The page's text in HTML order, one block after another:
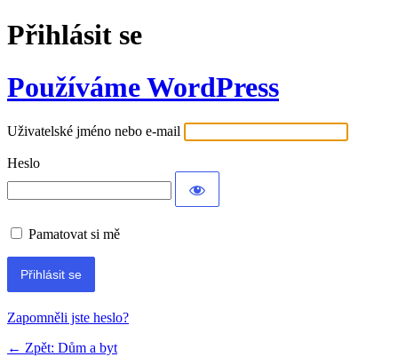
Přihlásit se
Používáme WordPress
Uživatelské jméno nebo e-mail
Heslo
Pamatovat si mě
Alternative:
Zapomněli jste heslo?
← Zpět: Dům a byt